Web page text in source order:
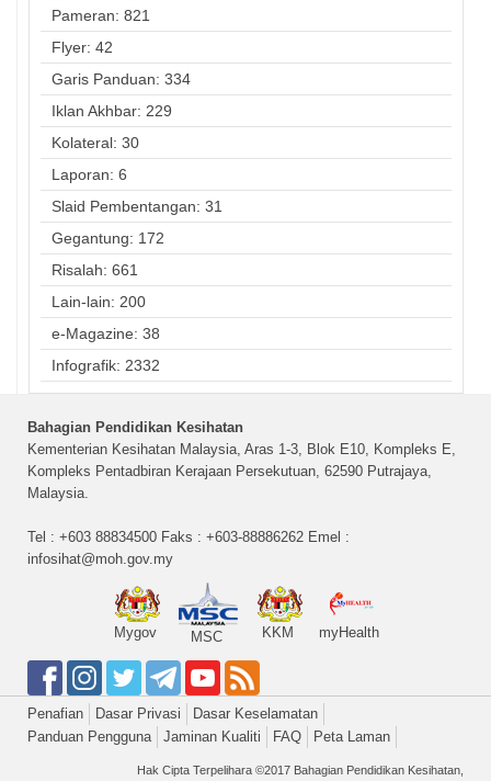
Pameran: 821
Flyer: 42
Garis Panduan: 334
Iklan Akhbar: 229
Kolateral: 30
Laporan: 6
Slaid Pembentangan: 31
Gegantung: 172
Risalah: 661
Lain-lain: 200
e-Magazine: 38
Infografik: 2332
Bahagian Pendidikan Kesihatan
Kementerian Kesihatan Malaysia, Aras 1-3, Blok E10, Kompleks E,
Kompleks Pentadbiran Kerajaan Persekutuan, 62590 Putrajaya,
Malaysia.
Tel : +603 88834500 Faks : +603-88886262 Emel :
infosihat@moh.gov.my
Mygov MSC KKM myHealth
Penafian Dasar Privasi
Dasar Keselamatan
Panduan Pengguna
Jaminan Kualiti FAQ Peta Laman
Hak Cipta Terpelihara ©2017 Bahagian Pendidikan Kesihatan,